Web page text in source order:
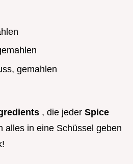
gemahlen
, die jeder Spice
alles in eine Schüssel geben